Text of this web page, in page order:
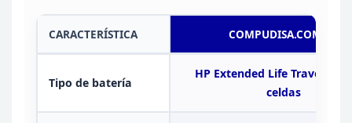
CARACTERÍSTICA COMPUDISA.COM.PE
Tipo de batería
HP Extended Life Travel,
celdas